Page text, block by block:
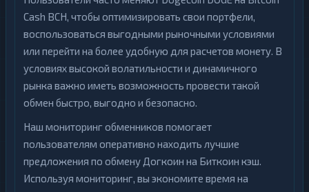
Cash BCH, чтобы оптимизировать свои портфели,
воспользоваться выгодными рыночными условиями
или перейти на более удобную для расчетов монету. В
условиях высокой волатильности и динамичного
рынка важно иметь возможность провести такой
обмен быстро, выгодно и безопасно.
Наш мониторинг обменников помогает
пользователям оперативно находить лучшие
предложения по обмену Догкоин на Биткоин кэш.
Используя мониторинг, вы экономите время на